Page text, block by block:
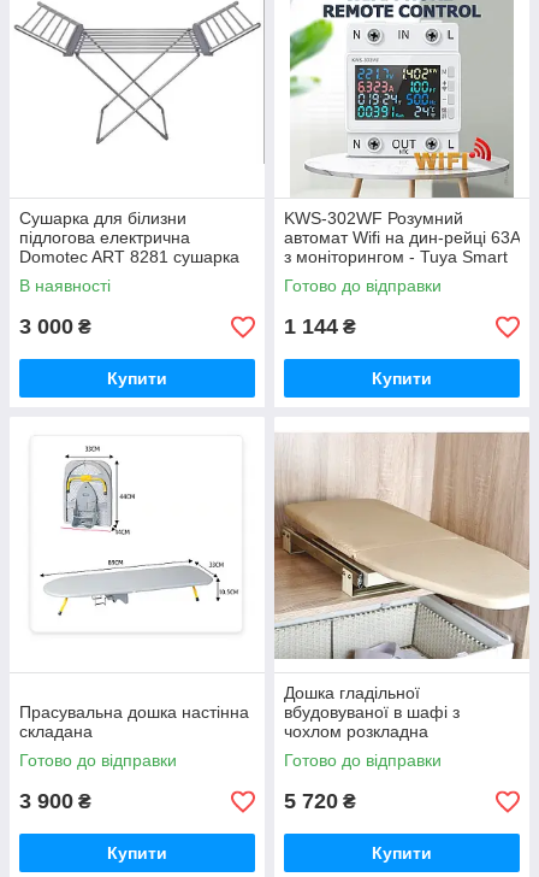
Сушарка для білизни
підлогова електрична
Domotec ART 8281 сушарка
для одягу сушарка підлогова
В наявності
3 000 ₴
Купити
KWS-302WF Розумний
автомат Wifi на дин-рейці 63A
з моніторингом - Tuya Smart
Life
Готово до відправки
1 144 ₴
Купити
Прасувальна дошка настінна
складана
Готово до відправки
3 900 ₴
Купити
Дошка гладільної
вбудовуваної в шафі з
чохлом розкладна
Готово до відправки
5 720 ₴
Купити